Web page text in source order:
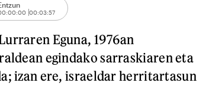
00:03:57
Eguna, 1976an
egindako sarraskiaren eta
izan ere, israeldar herritartasun